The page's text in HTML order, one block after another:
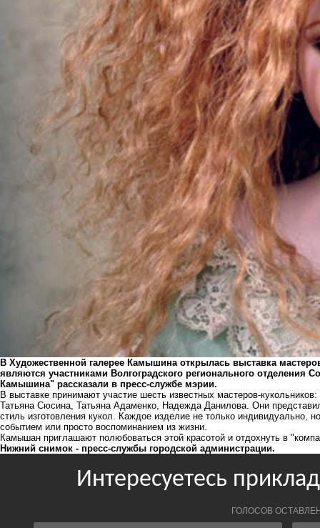
В Художественной галерее Камышина открылась выставка
являются участниками Волгоградского регионального отделения
Камышина" рассказали в пресс-службе мэрии.
В выставке принимают участие шесть известных мастеров-
Татьяна Сюсина, Татьяна Адаменко, Надежда Данилова. Они
стиль изготовления кукол. Каждое изделие не только индивидуально,
событием или просто воспоминанием из жизни.
Камышан приглашают полюбоваться этой красотой и отдохнуть в
Нижний снимок - пресс-службы городской администрации.